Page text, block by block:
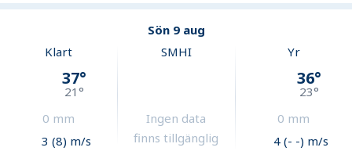
Sön 9 aug
Klart
37°
21°
0 mm
3 (8) m/s
SMHI
Ingen data
finns tillgänglig
Yr
36°
23°
0 mm
4 (- -) m/s